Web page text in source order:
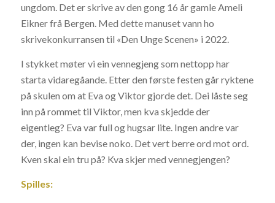
ungdom. Det er skrive av den gong 16 år gamle Ameli
Eikner frå Bergen. Med dette manuset vann ho
skrivekonkurransen til «Den Unge Scenen» i 2022.
I stykket møter vi ein vennegjeng som nettopp har
starta vidaregåande. Etter den første festen går ryktene
på skulen om at Eva og Viktor gjorde det. Dei låste seg
inn på rommet til Viktor, men kva skjedde der
eigentleg? Eva var full og hugsar lite. Ingen andre var
der, ingen kan bevise noko. Det vert berre ord mot ord.
Kven skal ein tru på? Kva skjer med vennegjengen?
Spilles: